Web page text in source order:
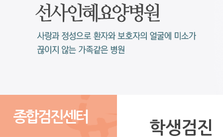
종합검진센터
학생검진